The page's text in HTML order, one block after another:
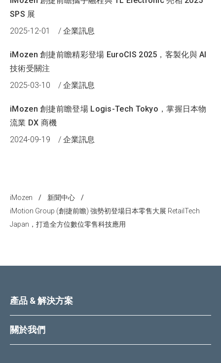
SPS 展
2025-12-01
/ 企業訊息
iMozen 創捷前瞻精彩登場 EuroCIS 2025，客製化與 AI
技術受關注
2025-03-10
/ 企業訊息
iMozen 創捷前瞻登場 Logis-Tech Tokyo，掌握日本物
流業 DX 商機
2024-09-19
/ 企業訊息
iMozen /
/
iMotion Group (創捷前瞻) 強勢初登場日本零售大展 RetailTech
Japan，打造全方位數位零售科技應用
產品 & 解決方案
關於我們